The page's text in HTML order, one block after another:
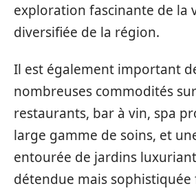
exploration fascinante de la
diversifiée de la région.
Il est également important
nombreuses commodités
restaurants, bar à vin, spa
large gamme de soins, et
entourée de jardins
détendue mais